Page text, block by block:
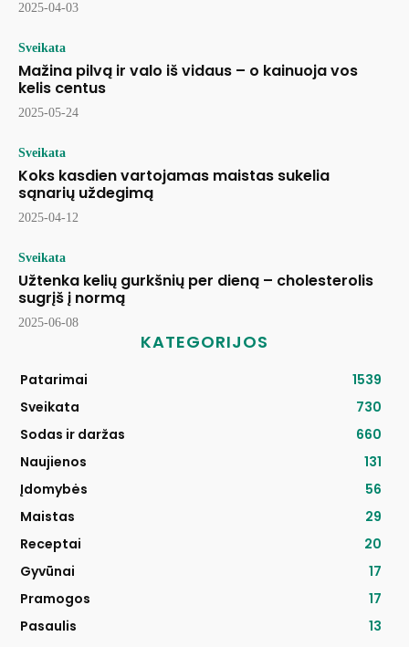
2025-04-03
Sveikata
Mažina pilvą ir valo iš vidaus – o kainuoja vos
kelis centus
2025-05-24
Sveikata
Koks kasdien vartojamas maistas sukelia
sąnarių uždegimą
2025-04-12
Sveikata
Užtenka kelių gurkšnių per dieną – cholesterolis
sugrįš į normą
2025-06-08
KATEGORIJOS
Patarimai
1539
Sveikata
730
Sodas ir daržas
660
Naujienos
131
Įdomybės
56
Maistas
29
Receptai
20
Gyvūnai
17
Pramogos
17
Pasaulis
13